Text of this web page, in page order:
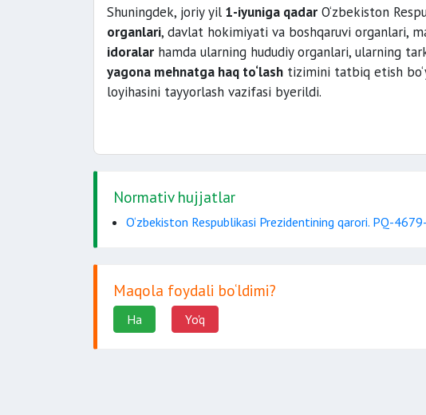
Inqirozga qarshi kurashish
ustav kapitalida 50 foiz
2019-yil uchun olingan va 2020-yilda
koronavirus
Shuningdek, joriy yil 1-iyuniga qadar O‘zbekiston
organlari, davlat hokimiyati va boshqaruvi organlari,
idoralar hamda ularning hududiy organlari, ularning
yagona mehnatga haq to‘lash tizimini tatbiq etish
loyihasini tayyorlash vazifasi byerildi.
Normativ hujjatlar
O‘zbekiston Respublikasi Prezidentining qarori. PQ-
Maqola foydali bo‘ldimi?
Ha Yo'q